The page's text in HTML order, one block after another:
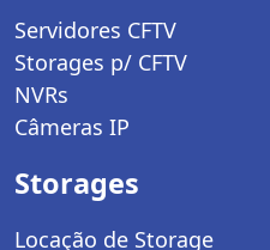
Servidores CFTV
Storages p/ CFTV
NVRs
Câmeras IP
Storages
Locação de Storage